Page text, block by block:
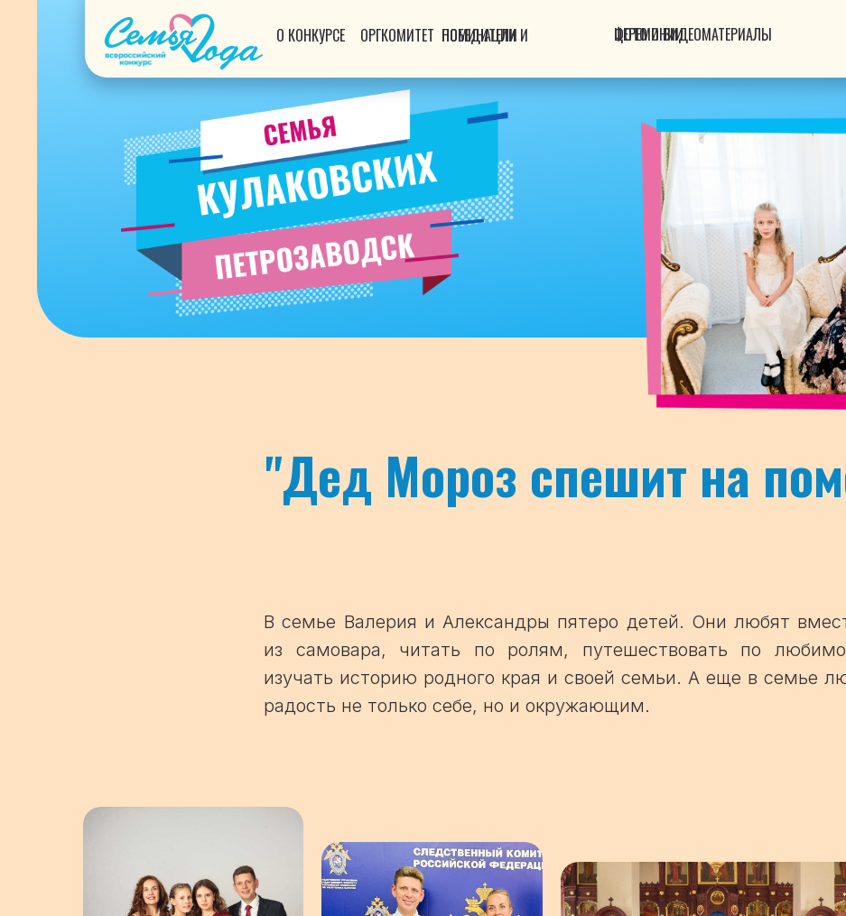
ФОТО И ВИДЕОМАТЕРИАЛЫ ЦЕРЕМОНИИ
О КОНКУРСЕ ОРГКОМИТЕТ НОМИНАЦИИ И ПОБЕДИТЕЛИ
"Дед Мороз спешит на
В семье Валерия и Александры пятеро детей. Они любят
из самовара, читать по ролям, путешествовать по
изучать историю родного края и своей семьи. А еще в семье
радость не только себе, но и окружающим.